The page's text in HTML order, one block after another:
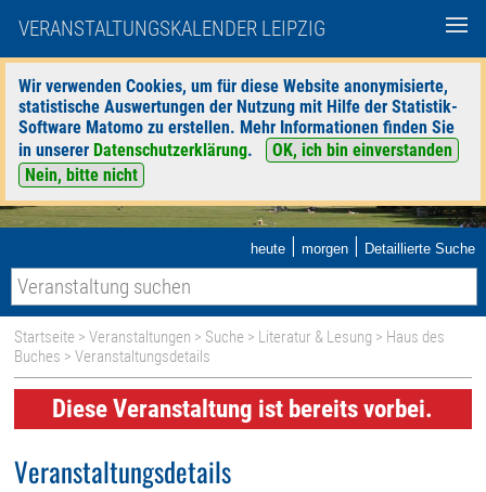
VERANSTALTUNGSKALENDER LEIPZIG
Wir verwenden Cookies, um für diese Website anonymisierte,
statistische Auswertungen der Nutzung mit Hilfe der Statistik-
Software Matomo zu erstellen. Mehr Informationen finden Sie
in unserer Datenschutzerklärung.
OK, ich bin einverstanden
Nein, bitte nicht
heute | morgen | Detaillierte Suche
Startseite >Veranstaltungen > Suche > Literatur & Lesung > Haus des
Buches > Veranstaltungsdetails
Diese Veranstaltung ist bereits vorbei.
Veranstaltungsdetails